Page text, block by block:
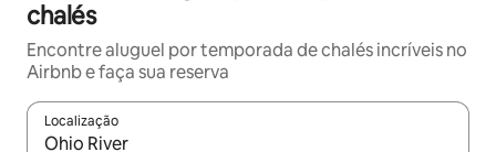
chalés
Encontre aluguel por temporada de chalés incríveis no
Airbnb e faça sua reserva
Localização
Quando os resultados estiverem disponíveis, explore-os